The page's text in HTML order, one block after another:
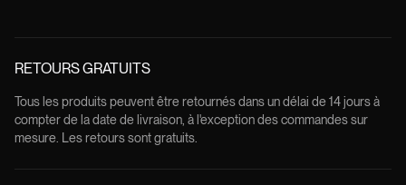
RETOURS GRATUITS
Tous les produits peuvent être retournés dans un délai de 14 jours à
compter de la date de livraison, à l'exception des commandes sur
mesure. Les retours sont gratuits.